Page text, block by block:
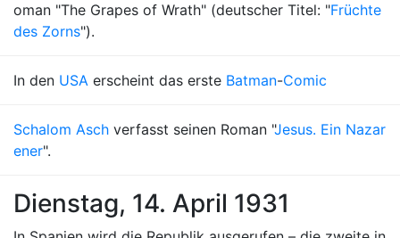
oman "The Grapes of Wrath" (deutscher Titel: "Früchte
des Zorns").
In den USA erscheint das erste Batman-Comic
Schalom Asch verfasst seinen Roman "Jesus. Ein Nazar
ener".
Dienstag, 14. April 1931